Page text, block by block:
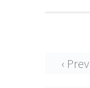
‹ Prev